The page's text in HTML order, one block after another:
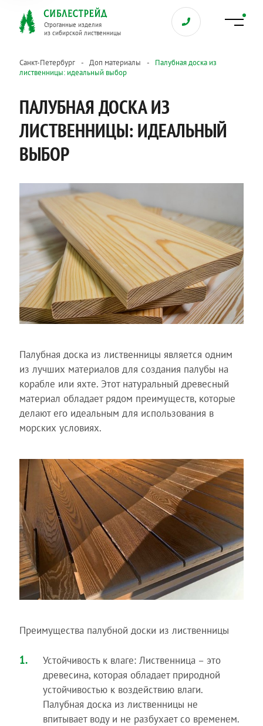
Строганные изделия
из сибирской лиственницы
Санкт-Петербург Доп материалы
Палубная доска из
лиственницы: идеальный выбор
ПАЛУБНАЯ ДОСКА ИЗ
ЛИСТВЕННИЦЫ: ИДЕАЛЬНЫЙ
ВЫБОР
Палубная доска из лиственницы является одним
из лучших материалов для создания палубы на
корабле или яхте. Этот натуральный древесный
материал обладает рядом преимуществ, которые
делают его идеальным для использования в
морских условиях.
Преимущества палубной доски из лиственницы
Устойчивость к влаге: Лиственница – это
древесина, которая обладает природной
устойчивостью к воздействию влаги.
Палубная доска из лиственницы не
впитывает воду и не разбухает со временем.